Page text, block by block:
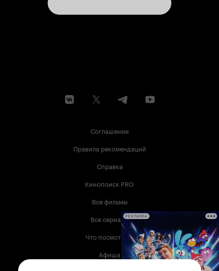
Соглашение
Правила рекомендаций
Справка
Кинопоиск PRO
Все фильмы
Все сериалы
Что посмотреть
Афиша
РЕКЛАМА